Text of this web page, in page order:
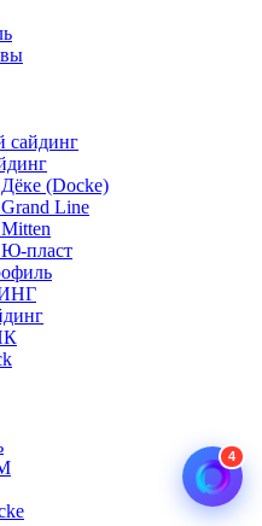
сайдинг
(Docke)
Line
пласт
4